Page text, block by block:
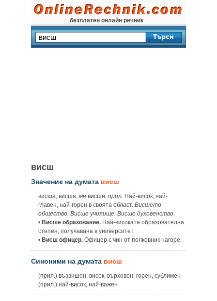
безплатен онлайн речник
висш
Значение на думата висш
висша, висше, мн.висши, прил. Най-висок, най-
главен, най-горен в своята област. Висшето
общество. Висше училище. Висше духовенство.
• Висше образование. Най-високата образователна
степен, получавана в университет.
• Висш офицер. Офицер с чин от полковник нагоре.
Синоними на думата висш
(прил.) възвишен, висок, върховен, горен, сублимен
(прил.) най-висок, най-важен